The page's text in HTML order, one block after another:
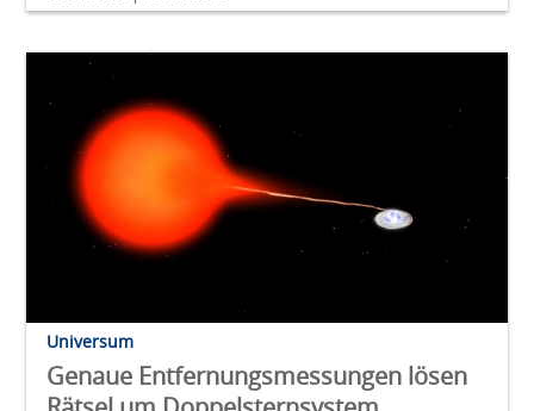
Universum
Genaue Entfernungsmessungen lösen